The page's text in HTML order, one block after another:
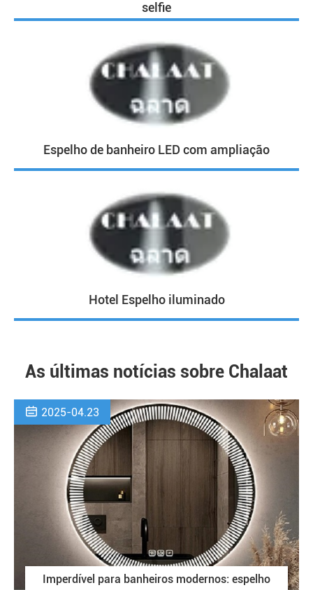
selfie
Espelho de banheiro LED com ampliação
Hotel Espelho iluminado
As últimas notícias sobre Chalaat
 2025-04.23
Imperdível para banheiros modernos: espelho